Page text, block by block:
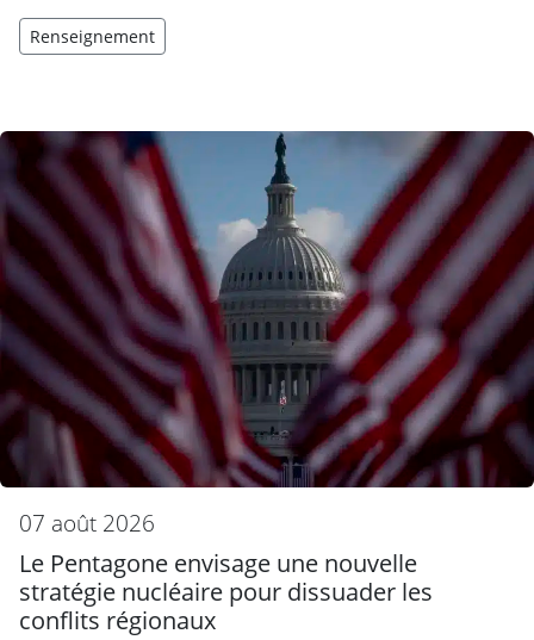
Renseignement
07 août 2026
Le Pentagone envisage une nouvelle
stratégie nucléaire pour dissuader les
conflits régionaux